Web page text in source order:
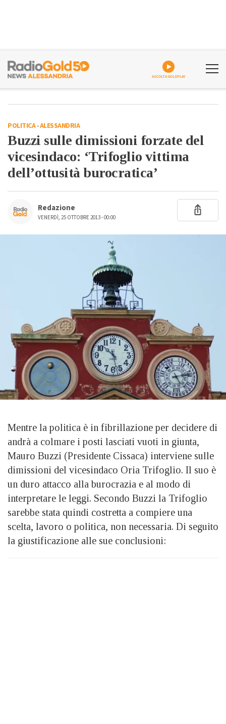
ASCOLTA GOLDPLAY
POLITICA-ALESSANDRIA
Buzzi sulle dimissioni forzate del
vicesindaco: ‘Trifoglio vittima
dell’ottusità burocratica’
Redazione
VENERDÌ, 25 OTTOBRE 2013 - 00:00
Mentre la politica è in fibrillazione per decidere di
andrà a colmare i posti lasciati vuoti in giunta,
Mauro Buzzi (Presidente Cissaca) interviene sulle
dimissioni del vicesindaco Oria Trifoglio. Il suo è
un duro attacco alla burocrazia e al modo di
interpretare le leggi. Secondo Buzzi la Trifoglio
sarebbe stata quindi costretta a compiere una
scelta, lavoro o politica, non necessaria. Di seguito
la giustificazione alle sue conclusioni: